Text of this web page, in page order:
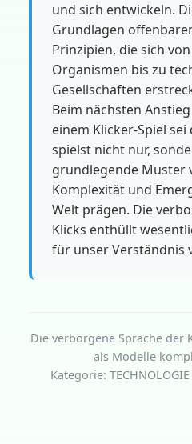
und sich entwickeln.
Grundlagen
Prinzipien, die sich
Organismen bis zu
Gesellschaften
Beim nächsten
einem Klicker-Spiel
spielst nicht nur,
grundlegende Muster
Komplexität und
Welt prägen. Die
Klicks enthüllt
für unser Verständnis
Die verborgene Sprache der
als Modelle
Kategorie: